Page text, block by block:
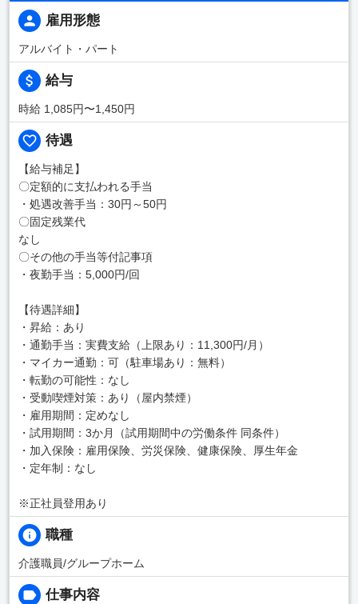
雇用形態
アルバイト・パート
給与
時給 1,085円〜1,450円
待遇
【給与補足】
〇定額的に支払われる手当
・処遇改善手当：30円～50円
〇固定残業代
なし
〇その他の手当等付記事項
・夜勤手当：5,000円/回
【待遇詳細】
・昇給：あり
・通勤手当：実費支給（上限あり：11,300円/月）
・マイカー通勤：可（駐車場あり：無料）
・転勤の可能性：なし
・受動喫煙対策：あり（屋内禁煙）
・雇用期間：定めなし
・試用期間：3か月（試用期間中の労働条件 同条件）
・加入保険：雇用保険、労災保険、健康保険、厚生年金
・定年制：なし
※正社員登用あり
職種
介護職員/グループホーム
仕事内容